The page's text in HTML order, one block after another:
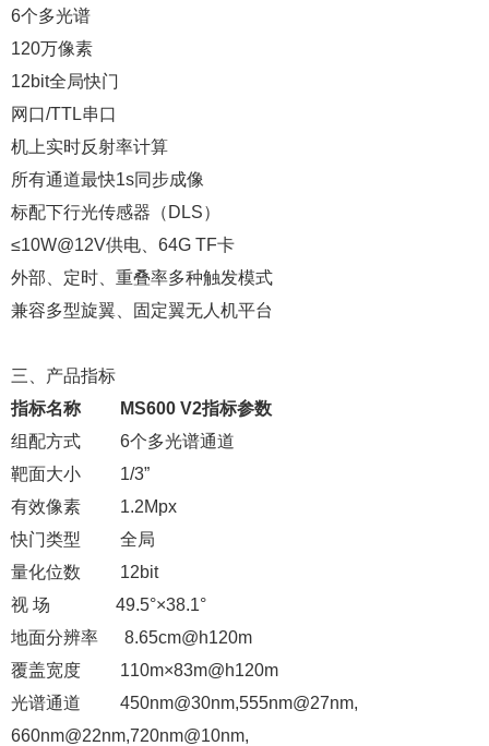
6个多光谱
120万像素
12bit全局快门
网口/TTL串口
机上实时反射率计算
所有通道最快1s同步成像
标配下行光传感器（DLS）
≤10W@12V供电、64G TF卡
外部、定时、重叠率多种触发模式
兼容多型旋翼、固定翼无人机平台
三、产品指标
指标名称 MS600 V2指标参数
组配方式 6个多光谱通道
靶面大小 1/3”
有效像素 1.2Mpx
快门类型 全局
量化位数 12bit
视 场 49.5°×38.1°
地面分辨率 8.65cm@h120m
覆盖宽度 110m×83m@h120m
光谱通道 450nm@30nm,555nm@27nm,
660nm@22nm,720nm@10nm,